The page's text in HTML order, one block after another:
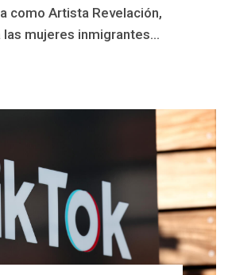
como Artista Revelación,
mujeres inmigrantes...